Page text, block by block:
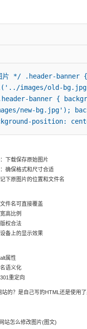
片 */ .header-banner
images/old-
banner {
new-bg.jpg');
position:
：下载保存原始图片
：确保格式和尺寸合适
记下原图片的位置和文件名
件名可直接覆盖
高比例
权合法
备上的显示效果
属性
语义化
重定向
站的？是自己写的HTML还是使用